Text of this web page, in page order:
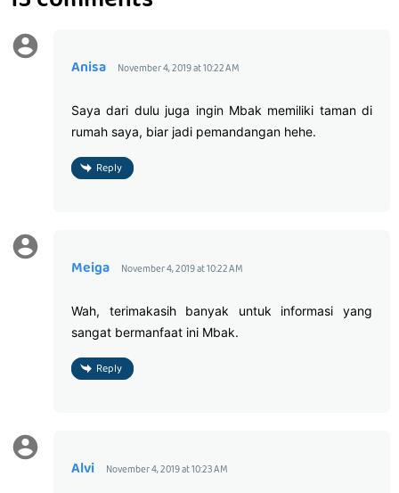
Anisa November 4, 2019 at 10:22 AM
Saya dari dulu juga ingin Mbak memiliki taman di
rumah saya, biar jadi pemandangan hehe.
Reply
Meiga November 4, 2019 at 10:22 AM
Wah, terimakasih banyak untuk informasi yang
sangat bermanfaat ini Mbak.
Reply
Alvi November 4, 2019 at 10:23 AM